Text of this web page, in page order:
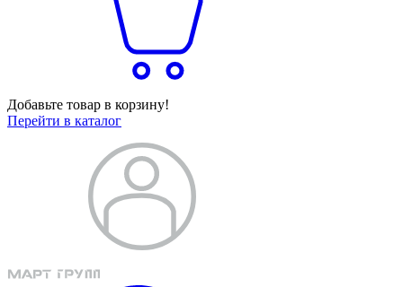
Добавьте товар в корзину!
Перейти в каталог